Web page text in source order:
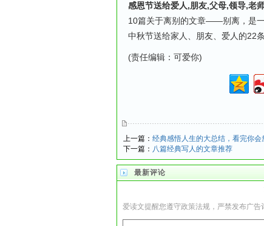
感恩节送给爱人,朋友,父母,领导,老
10篇关于离别的文章——别离，是
中秋节送给家人、朋友、爱人的22
(责任编辑：可爱你)
上一篇： 经典感悟人生的大总结，看完你会
下一篇： 八篇经典写人的文章推荐
最新评论
爱读文提醒您遵守政策法规，严禁发布广告